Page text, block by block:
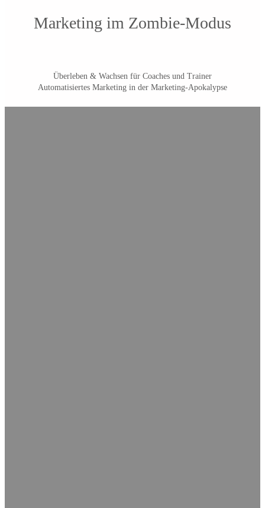
Marketing im Zombie-Modus
Überleben & Wachsen für Coaches und Trainer
Automatisiertes Marketing in der Marketing-Apokalypse